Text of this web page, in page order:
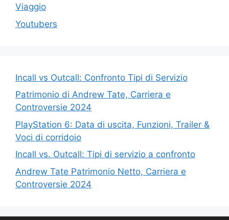
Viaggio
Youtubers
Incall vs Outcall: Confronto Tipi di Servizio
Patrimonio di Andrew Tate, Carriera e
Controversie 2024
PlayStation 6: Data di uscita, Funzioni, Trailer &
Voci di corridoio
Incall vs. Outcall: Tipi di servizio a confronto
Andrew Tate Patrimonio Netto, Carriera e
Controversie 2024